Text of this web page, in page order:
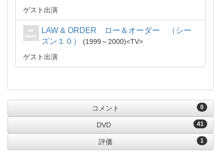
ゲスト出演
LAW & ORDER ロー＆オーダー （シー
ズン１０）
1999～2000
TV
ゲスト出演
0
コメント
41
DVD
1
評価